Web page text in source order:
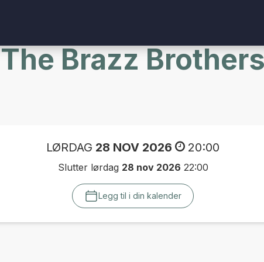
The Brazz
LØRDAG 28 NOV 2026 20:00
Slutter lørdag 28 nov 2026 22:00
Legg til i din kalender